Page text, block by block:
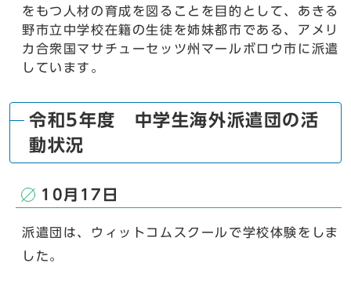
をもつ人材の育成を図ることを目的として、あきる
野市立中学校在籍の生徒を姉妹都市である、アメリ
カ合衆国マサチューセッツ州マールボロウ市に派遣
しています。
令和5年度 中学生海外派遣団の活
動状況
10月17日
派遣団は、ウィットコムスクールで学校体験をしま
した。